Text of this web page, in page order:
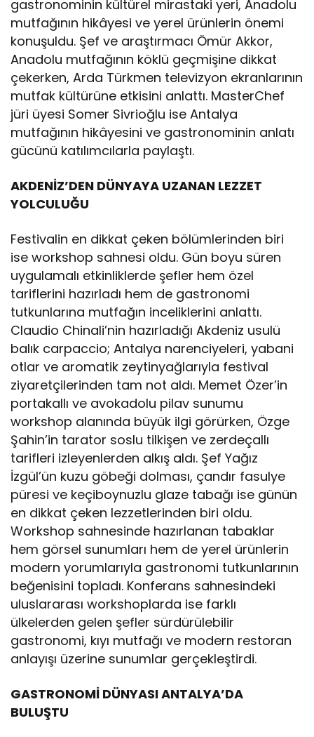
gastronominin kültürel mirastaki yeri, Anadolu
mutfağının hikâyesi ve yerel ürünlerin önemi
konuşuldu. Şef ve araştırmacı Ömür Akkor,
Anadolu mutfağının köklü geçmişine dikkat
çekerken, Arda Türkmen televizyon ekranlarının
mutfak kültürüne etkisini anlattı. MasterChef
jüri üyesi Somer Sivrioğlu ise Antalya
mutfağının hikâyesini ve gastronominin anlatı
gücünü katılımcılarla paylaştı.
AKDENİZ’DEN DÜNYAYA UZANAN LEZZET
YOLCULUĞU
Festivalin en dikkat çeken bölümlerinden biri
ise workshop sahnesi oldu. Gün boyu süren
uygulamalı etkinliklerde şefler hem özel
tariflerini hazırladı hem de gastronomi
tutkunlarına mutfağın inceliklerini anlattı.
Claudio Chinali’nin hazırladığı Akdeniz usulü
balık carpaccio; Antalya narenciyeleri, yabani
otlar ve aromatik zeytinyağlarıyla festival
ziyaretçilerinden tam not aldı. Memet Özer’in
portakallı ve avokadolu pilav sunumu
workshop alanında büyük ilgi görürken, Özge
Şahin’in tarator soslu tilkişen ve zerdeçallı
tarifleri izleyenlerden alkış aldı. Şef Yağız
İzgül’ün kuzu göbeği dolması, çandır fasulye
püresi ve keçiboynuzlu glaze tabağı ise günün
en dikkat çeken lezzetlerinden biri oldu.
Workshop sahnesinde hazırlanan tabaklar
hem görsel sunumları hem de yerel ürünlerin
modern yorumlarıyla gastronomi tutkunlarının
beğenisini topladı. Konferans sahnesindeki
uluslararası workshoplarda ise farklı
ülkelerden gelen şefler sürdürülebilir
gastronomi, kıyı mutfağı ve modern restoran
anlayışı üzerine sunumlar gerçekleştirdi.
GASTRONOMİ DÜNYASI ANTALYA’DA
BULUŞTU